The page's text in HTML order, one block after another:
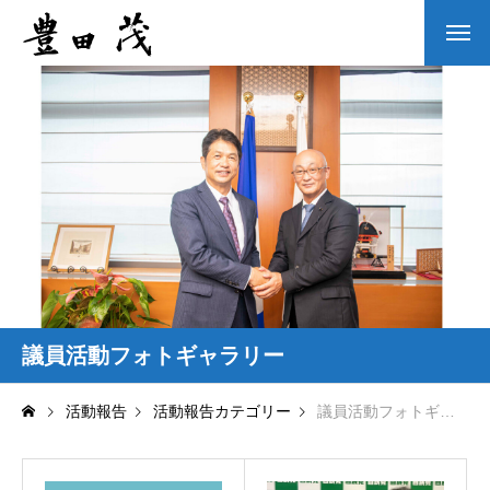
議員活動フォトギャラリー
活動報告 活動報告カテゴリー 議員活動フォトギャラリー